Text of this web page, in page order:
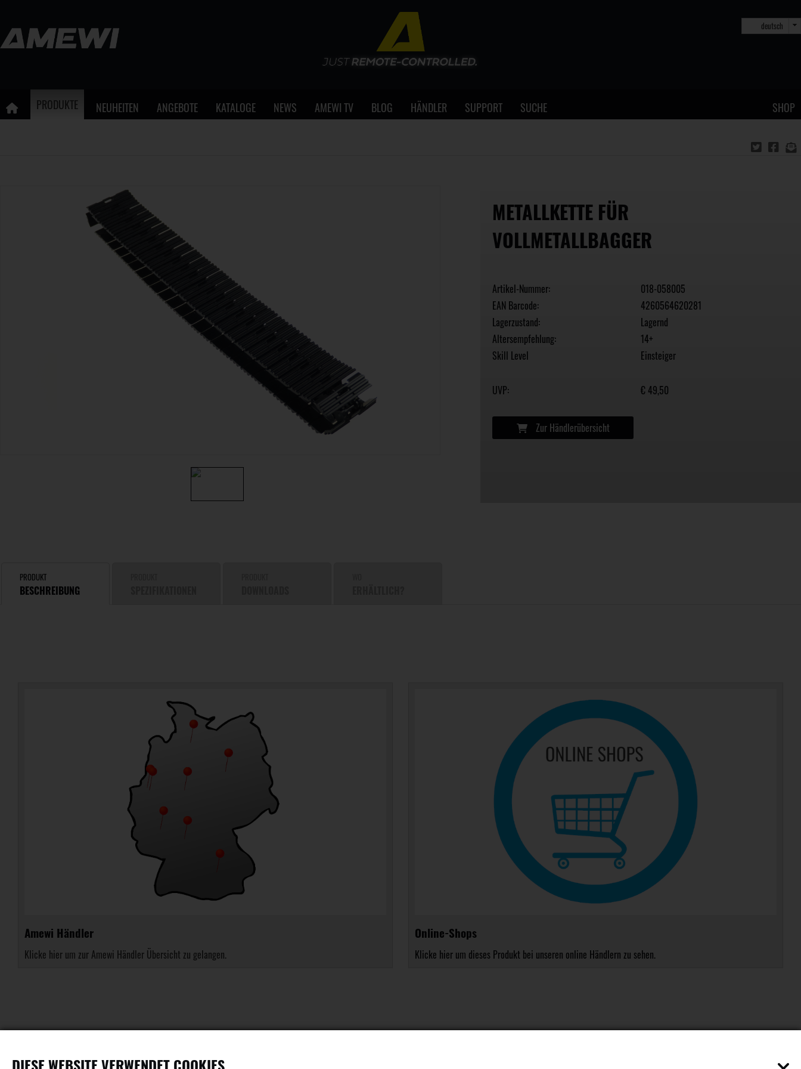
deutsch
PRODUKTE NEUHEITEN ANGEBOTE KATALOGE NEWS AMEWI TV BLOG HÄNDLER SUPPORT SUCHE SHOP
METALLKETTE FÜR
VOLLMETALLBAGGER
Artikel-Nummer:
018-058005
EAN Barcode:
4260564620281
Lagerzustand:
Lagernd
Altersempfehlung:
14+
Skill Level
Einsteiger
UVP: € 49,50
Zur Händlerübersicht
PRODUKT
BESCHREIBUNG
Amewi Händler
Klicke hier um zur Amewi Händler Übersicht zu gelangen.
Online-Shops
Klicke hier um dieses Produkt bei unseren online Händlern zu sehen.